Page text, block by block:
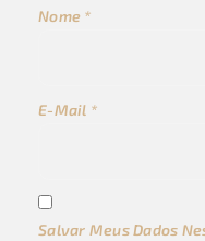
Nome *
E-Mail *
Salvar Meus Dados